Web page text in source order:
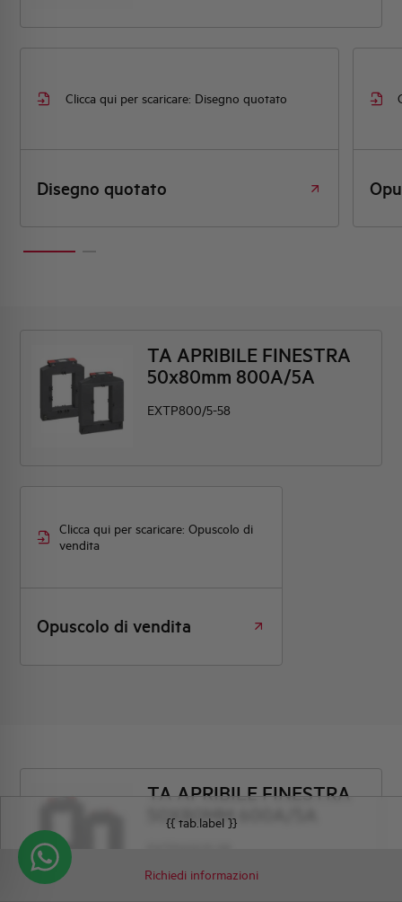
{{ tab.label }}
Richiedi informazioni
Clicca qui per scaricare: Disegno quotato
Disegno quotato
TA APRIBILE FINESTRA
50x80mm 800A/5A
EXTP800/5-58
Clicca qui per scaricare: Opuscolo di
vendita
Opuscolo di vendita
TA APRIBILE FINESTRA
50X80MM 600A/5A